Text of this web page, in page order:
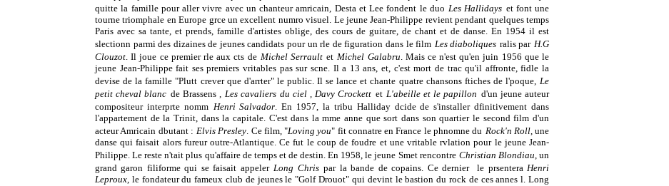
quitte la famille pour aller vivre avec un chanteur amricain, Desta et Lee fondent le duo Les Hallidays et font une
tourne triomphale en Europe grce un excellent numro visuel. Le jeune Jean-Philippe revient pendant quelques temps
Paris avec sa tante, et prends, famille d'artistes oblige, des cours de guitare, de chant et de danse. En 1954 il est
slectionn parmi des dizaines de jeunes candidats pour un rle de figuration dans le film Les diaboliques ralis par H.G
Clouzot. Il joue ce premier rle aux cts de Michel Serrault et Michel Galabru. Mais ce n'est qu'en juin 1956 que le
jeune Jean-Philippe fait ses premiers vritables pas sur scne. Il a 13 ans, et, c'est mort de trac qu'il affronte, fidle la
devise de la famille "Plutt crever que d'arrter" le public. Il se lance et chante quatre chansons ftiches de l'poque, Le
petit cheval blanc de Brassens , Les cavaliers du ciel , Davy Crockett et L'abeille et le papillon d'un jeune auteur
compositeur interprte nomm Henri Salvador. En 1957, la tribu Halliday dcide de s'installer dfinitivement dans
l'appartement de la Trinit, dans la capitale. C'est dans la mme anne que sort dans son quartier le second film d'un
acteur Amricain dbutant : Elvis Presley. Ce film, "Loving you" fit connatre en France le phnomne du Rock'n Roll, une
danse qui faisait alors fureur outre-Atlantique. Ce fut le coup de foudre et une vritable rvlation pour le jeune Jean-
Philippe. Le reste n'tait plus qu'affaire de temps et de destin. En 1958, le jeune Smet rencontre Christian Blondiau, un
grand garon filiforme qui se faisait appeler Long Chris par la bande de copains. Ce dernier le prsenteraHenri
Leproux, le fondateur du fameux club de jeunes le "Golf Drouot" qui devint le bastion du rock de ces annes l. Long